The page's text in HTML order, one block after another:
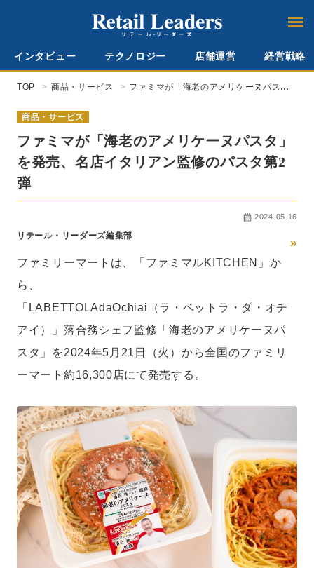
インタビュー テクノロジー 店舗運営 経営戦略
TOP 商品・サービス
ファミマが「海老のアメリケーヌパス
商品・サービス
ファミマが「海老のアメリケーヌパスタ」
を発売、名店イタリアン監修のパスタ第2
弾
2024.05.16
リテール・リーダーズ編集部
»
ファミリーマートは、「ファミマルKITCHEN」か
ら、
「LABETTOLAdaOchiai（ラ・ベットラ・ダ・オチ
アイ）」落合務シェフ監修「海老のアメリケーヌパ
スタ」を2024年5月21日（火）から全国のファミリ
ーマート約16,300店にて発売する。